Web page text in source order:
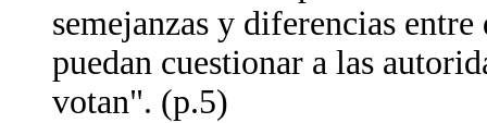
semejanzas y diferencias
puedan cuestionar a las
votan". (p.5)